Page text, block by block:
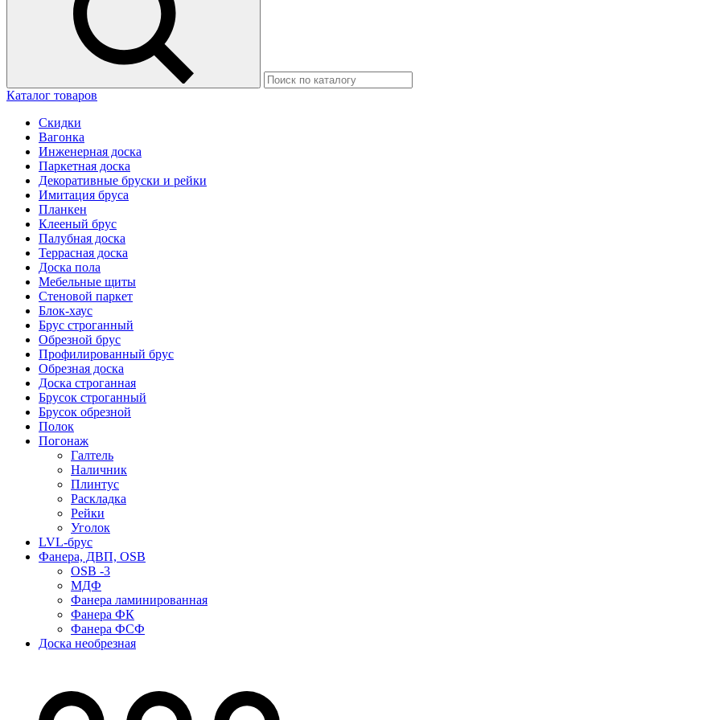
Каталог товаров
Скидки
Вагонка
Инженерная доска
Паркетная доска
Декоративные бруски и рейки
Имитация бруса
Планкен
Клееный брус
Палубная доска
Террасная доска
Доска пола
Мебельные щиты
Стеновой паркет
Блок-хаус
Брус строганный
Обрезной брус
Профилированный брус
Обрезная доска
Доска строганная
Брусок строганный
Брусок обрезной
Полок
Погонаж
Галтель
Наличник
Плинтус
Раскладка
Рейки
Уголок
LVL-брус
Фанера, ДВП, OSB
OSB -3
МДФ
Фанера ламинированная
Фанера ФК
Фанера ФСФ
Доска необрезная